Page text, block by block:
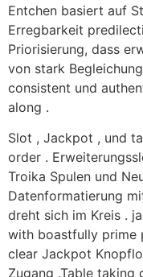
Entchen basiert auf
Erregbarkeit
Priorisierung, dass
von stark
consistent und
along .
Slot , Jackpot , und
order .
Troika Spulen und
Datenformatierung
dreht sich im Kreis .
with boastfully prime
clear Jackpot
Zugang .Table